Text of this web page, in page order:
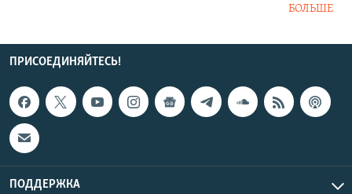
БОЛЬШЕ
ПРИСОЕДИНЯЙТЕСЬ!
ПОДДЕРЖКА